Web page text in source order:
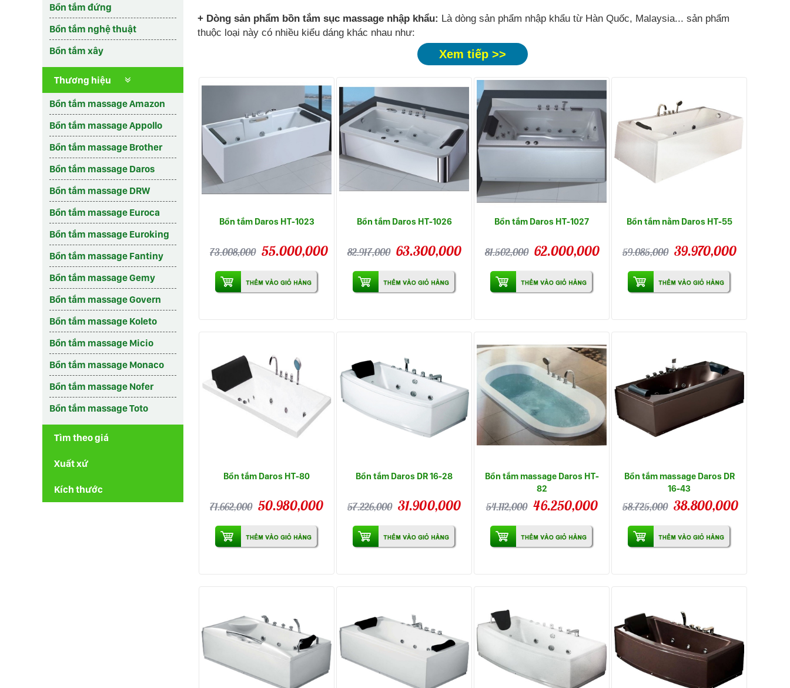
Bồn tắm đứng
Bồn tắm nghệ thuật
Bồn tắm xây
Thương hiệu
Bồn tắm massage Amazon
Bồn tắm massage Appollo
Bồn tắm massage Brother
Bồn tắm massage Daros
Bồn tắm massage DRW
Bồn tắm massage Euroca
Bồn tắm massage Euroking
Bồn tắm massage Fantiny
Bồn tắm massage Gemy
Bồn tắm massage Govern
Bồn tắm massage Koleto
Bồn tắm massage Micio
Bồn tắm massage Monaco
Bồn tắm massage Nofer
Bồn tắm massage Toto
Tìm theo giá
Xuất xứ
Kích thước
+ Dòng sản phẩm bồn tắm sục massage nhập khẩu: Là dòng sản phẩm nhập khẩu từ Hàn Quốc, Malaysia... sản phẩm
thuộc loại này có nhiều kiểu dáng khác nhau như:
Xem tiếp >>
Bồn tắm Daros HT-1023
73.008,000 55.000,000
Bồn tắm Daros HT-1026
82.917,000 63.300,000
Bồn tắm Daros HT-1027
81.502,000 62.000,000
Bồn tắm nằm Daros HT-55
59.085,000 39.970,000
Bồn tắm Daros HT-80
71.662,000 50.980,000
Bồn tắm Daros DR 16-28
57.226,000 31.900,000
Bồn tắm massage Daros HT-
82
54.112,000 46.250,000
Bồn tắm massage Daros DR
16-43
58.725,000 38.800,000